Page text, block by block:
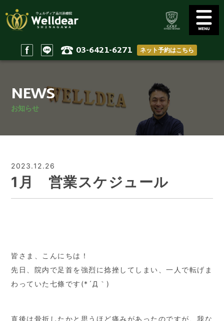
03-6421-6271 ネット予約はこちら
Staff
スタッフ
Access
アクセス
Home
ホーム
NEWS
お知らせ
2023.12.26
1月 営業スケジュール
皆さま、こんにちは！
先日、院内で足首を強烈に捻挫してしまい、一人で転げま
わっていた七條です(*´Д｀)
直後は骨折したかと思うほど痛みがあったのですが、我な